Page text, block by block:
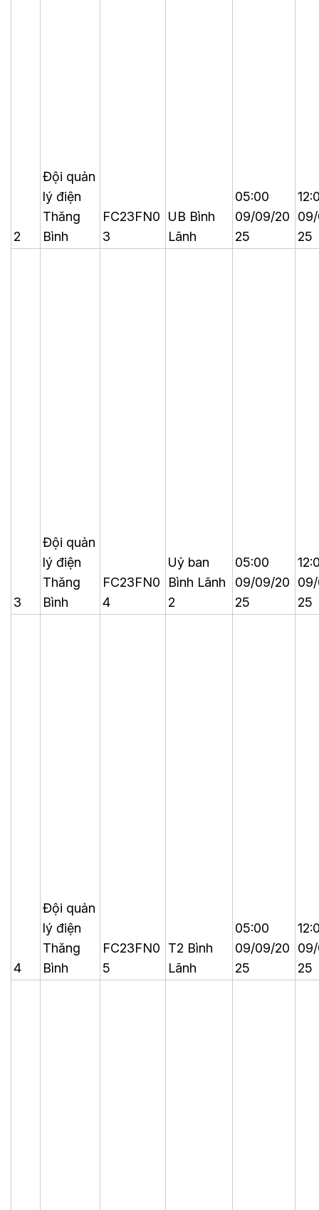
2
Đội quản
lý điện
Thăng
Bình
FC23FN0
3
UB Bình
Lãnh
05:00
09/09/20
25
25
3
Đội quản
lý điện
Thăng
Bình
FC23FN0
4
Uỷ ban
Bình Lãnh
2
05:00
09/09/20
25
25
4
Đội quản
lý điện
Thăng
Bình
FC23FN0
5
T2 Bình
Lãnh
05:00
09/09/20
25
25